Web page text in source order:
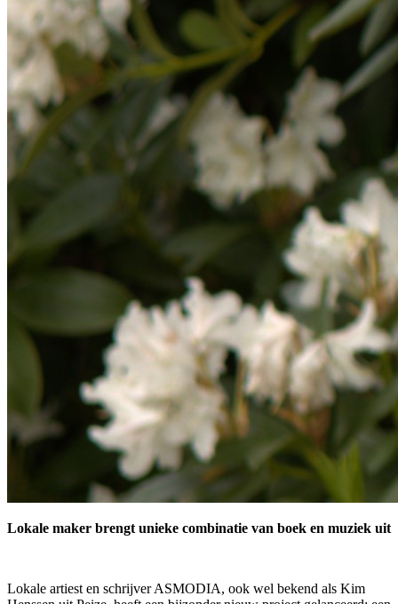
Lokale maker brengt unieke combinatie van boek en muziek uit
Lokale artiest en schrijver ASMODIA, ook wel bekend als Kim